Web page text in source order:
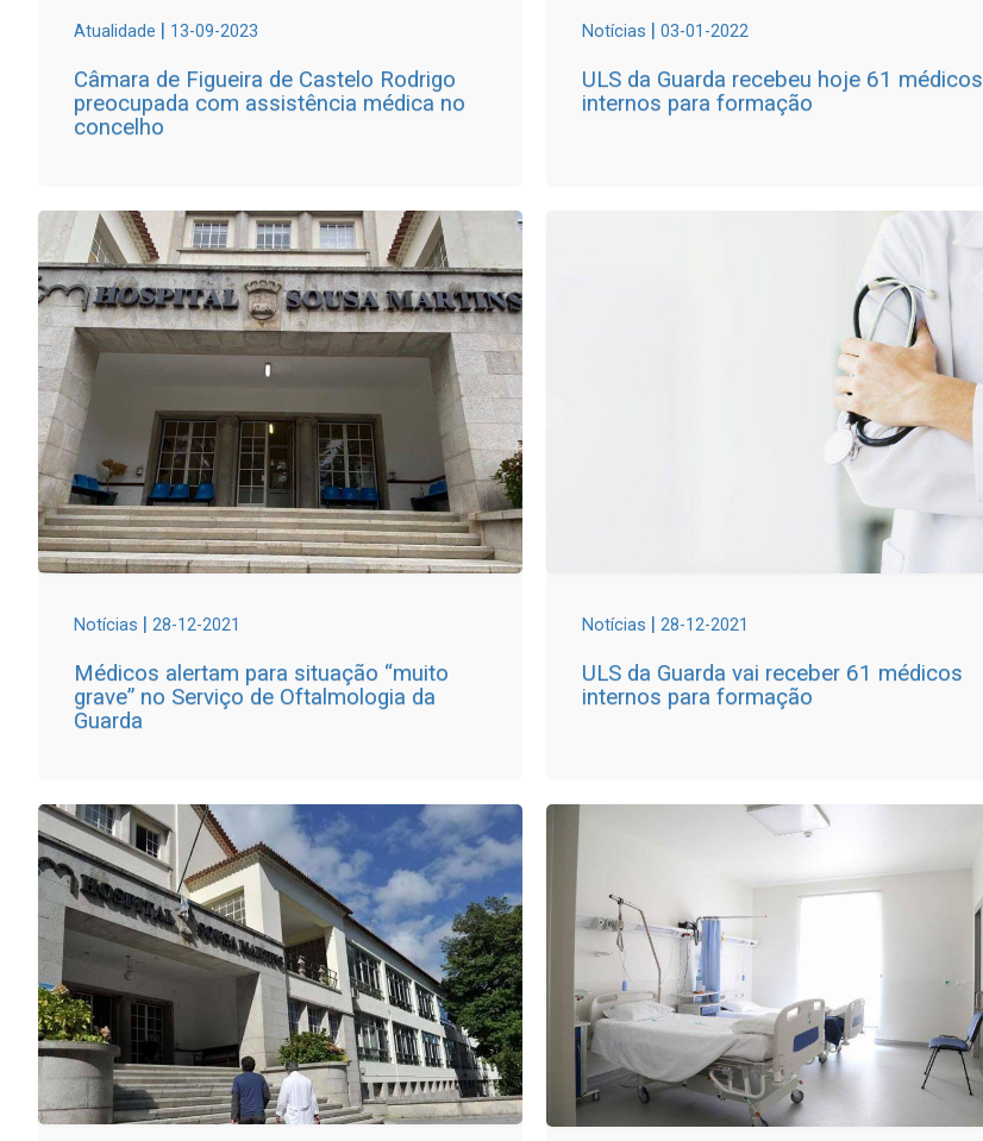
Atualidade | 13-09-2023
Câmara de Figueira de Castelo Rodrigo
preocupada com assistência médica no
concelho
Notícias | 03-01-2022
ULS da Guarda recebeu hoje 61 médicos
internos para formação
Notícias | 28-12-2021
Médicos alertam para situação “muito
grave” no Serviço de Oftalmologia da
Guarda
Notícias | 28-12-2021
ULS da Guarda vai receber 61 médicos
internos para formação